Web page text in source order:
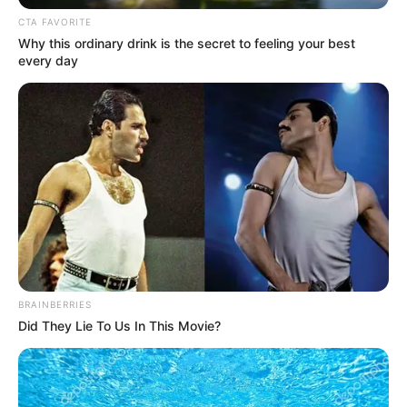
riesgo a los menores.
CTA FAVORITE
Why this ordinary drink is the secret to feeling your best
every day
BRAINBERRIES
Did They Lie To Us In This Movie?